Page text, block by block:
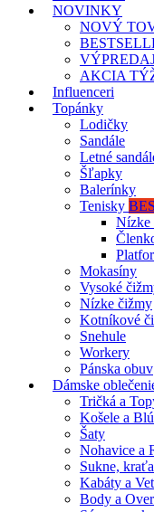
NOVINKY
NOVÝ
AKCIA
Influenceri
Topánky
Lodičky
Sandále
Letné
Šľapky
Balerínky
Tenisky
Nízke
Mokasíny
Vysoké
Nízke čižmy
Kotníkové
Snehule
Workery
Pánska obuv
Dámske
Tričká a
Košele a
Šaty
Nohavice a
Sukne,
Kabáty a
Body a